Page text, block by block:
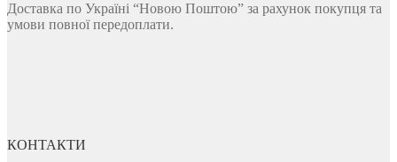
Доставка по Україні “Новою Поштою” за рахунок покупця та
умови повної передоплати.
КОНТАКТИ